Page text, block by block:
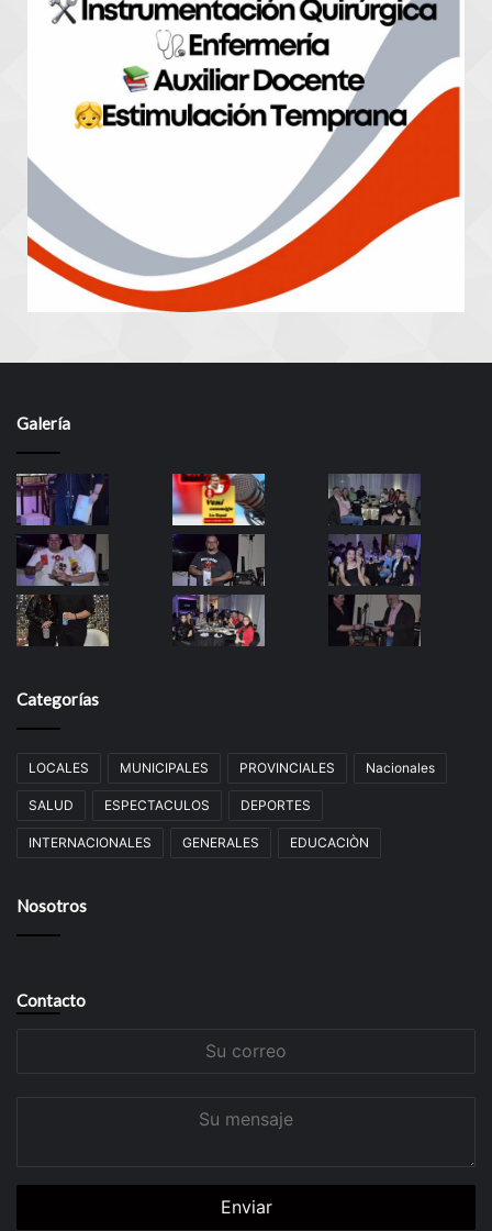
Galería
Categorías
LOCALES MUNICIPALES PROVINCIALES Nacionales
SALUD ESPECTACULOS DEPORTES
INTERNACIONALES GENERALES EDUCACIÒN
Nosotros
Contacto